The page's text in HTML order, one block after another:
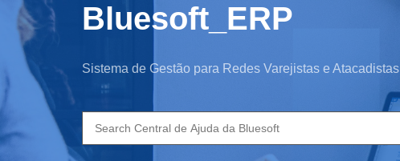
Bluesoft_ERP
Sistema de Gestão para Redes Varejistas e Atacadistas
Search
for: